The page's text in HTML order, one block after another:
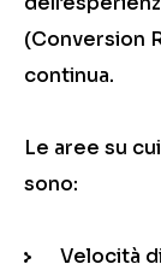
(Conversion
continua.
Le aree su
sono:
Velocità